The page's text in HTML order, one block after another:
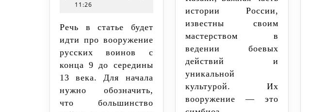
распространенным
на
Руси?
11:26
Речь в статье будет
идти про вооружение
русских воинов с
конца 9 до середины
13 века. Для начала
нужно обозначить,
что большинство
истории России,
известны своим
мастерством в
ведении боевых
действий и
уникальной
культурой. Их
вооружение — это